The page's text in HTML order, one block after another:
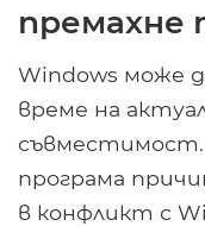
премахне
Windows може
време на
съвместимост.
програма
в конфликт с